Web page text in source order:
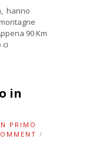
hanno
90 Km
ci
in
PRIMO
/